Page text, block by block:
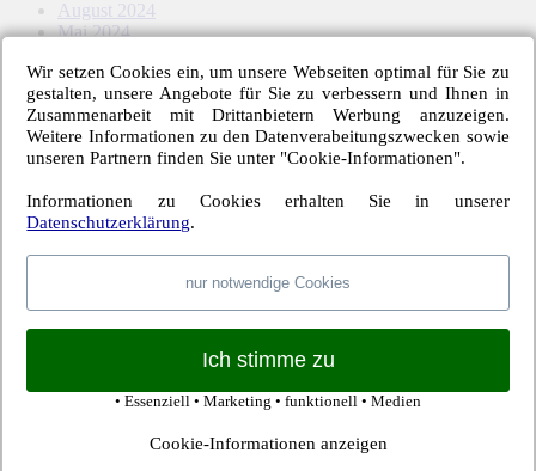
August 2024
Mai 2024
März 2024
Februar 2024
Januar 2024
Dezember 2023
November 2023
September 2023
August 2023
Februar 2023
Januar 2023
September 2022
Wir setzen Cookies ein, um unsere Webseiten optimal für Sie zu
gestalten, unsere Angebote für Sie zu verbessern und Ihnen in
Zusammenarbeit mit Drittanbietern Werbung anzuzeigen.
Weitere Informationen zu den Datenverabeitungszwecken sowie
unseren Partnern finden Sie unter "Cookie-Informationen".
Informationen zu Cookies erhalten Sie in unserer
Datenschutzerklärung.
nur notwendige Cookies
Ich stimme zu
• Essenziell • Marketing • funktionell • Medien
Cookie-Informationen anzeigen